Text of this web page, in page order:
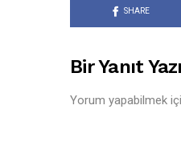
SHARE
Bir Yanıt
Yorum yapabilmek